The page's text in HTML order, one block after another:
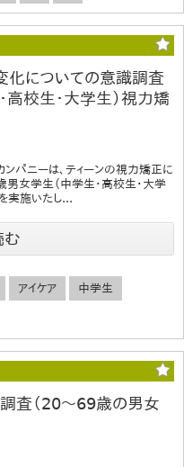
化についての意識調査
高校生・大学生）視力矯
ンパニーは、ティーンの視力矯正に
女学生（中学生・高校生・大学
実施いたし...
む
アイケア 中学生
調査（20～69歳の男女